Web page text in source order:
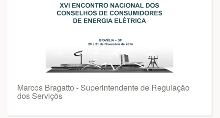
Marcos Bragatto - Superintendente de Regulação
dos Serviçõs